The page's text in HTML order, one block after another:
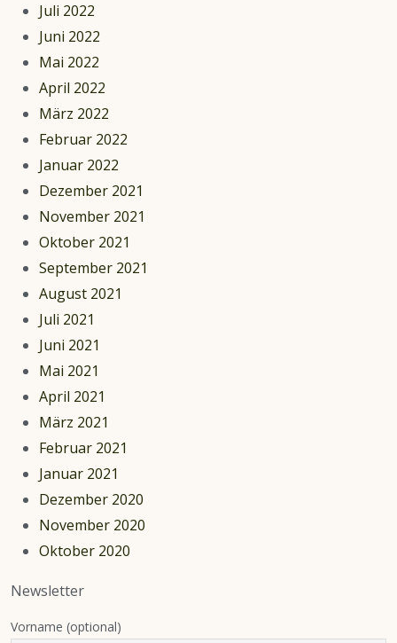
Juli 2022
Juni 2022
Mai 2022
April 2022
März 2022
Februar 2022
Januar 2022
Dezember 2021
November 2021
Oktober 2021
September 2021
August 2021
Juli 2021
Juni 2021
Mai 2021
April 2021
März 2021
Februar 2021
Januar 2021
Dezember 2020
November 2020
Oktober 2020
Newsletter
Vorname (optional)